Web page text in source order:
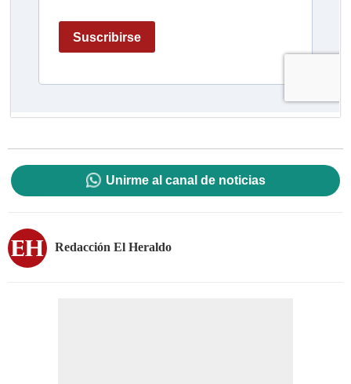
Unirme al canal de noticias
Redacción El Heraldo